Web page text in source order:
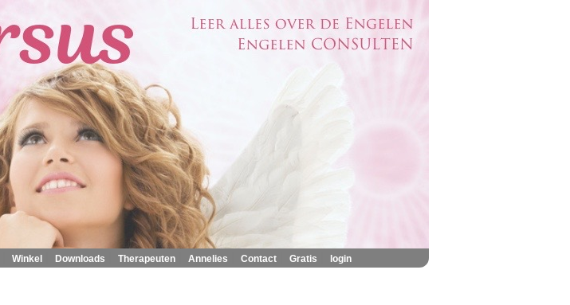
Winkel Downloads Therapeuten Annelies Contact Gratis login